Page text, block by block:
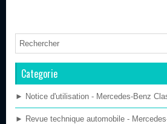
Categorie
► Notice d'utilisation - Mercedes-Benz
► Revue technique automobile -